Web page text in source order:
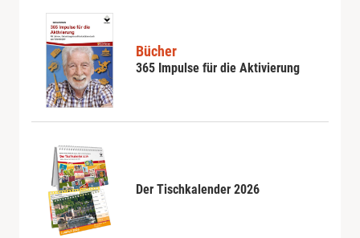
Bücher
365 Impulse für die Aktivierung
Der Tischkalender 2026